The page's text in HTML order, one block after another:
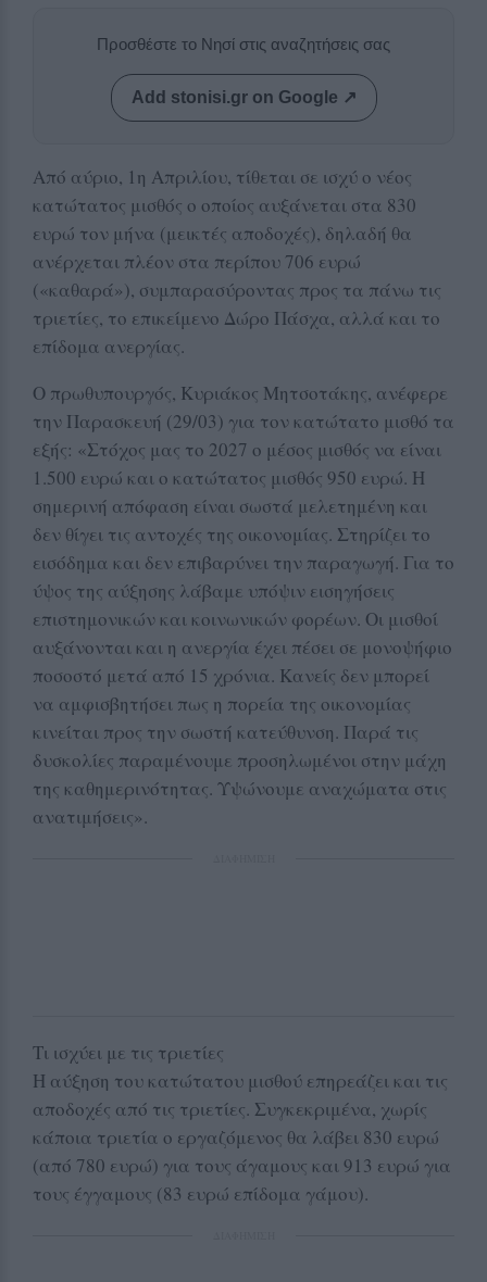
Προσθέστε το Νησί στις αναζητήσεις σας
Add stonisi.gr on Google ↗
Από αύριο, 1η Απριλίου, τίθεται σε ισχύ ο νέος
κατώτατος μισθός ο οποίος αυξάνεται στα 830
ευρώ τον μήνα (μεικτές αποδοχές), δηλαδή θα
ανέρχεται πλέον στα περίπου 706 ευρώ
(«καθαρά»), συμπαρασύροντας προς τα πάνω τις
τριετίες, το επικείμενο Δώρο Πάσχα, αλλά και το
επίδομα ανεργίας.
Ο πρωθυπουργός, Κυριάκος Μητσοτάκης, ανέφερε
την Παρασκευή (29/03) για τον κατώτατο μισθό τα
εξής: «Στόχος μας το 2027 ο μέσος μισθός να είναι
1.500 ευρώ και ο κατώτατος μισθός 950 ευρώ. Η
σημερινή απόφαση είναι σωστά μελετημένη και
δεν θίγει τις αντοχές της οικονομίας. Στηρίζει το
εισόδημα και δεν επιβαρύνει την παραγωγή. Για το
ύψος της αύξησης λάβαμε υπόψιν εισηγήσεις
επιστημονικών και κοινωνικών φορέων. Οι μισθοί
αυξάνονται και η ανεργία έχει πέσει σε μονοψήφιο
ποσοστό μετά από 15 χρόνια. Κανείς δεν μπορεί
να αμφισβητήσει πως η πορεία της οικονομίας
κινείται προς την σωστή κατεύθυνση. Παρά τις
δυσκολίες παραμένουμε προσηλωμένοι στην μάχη
της καθημερινότητας. Υψώνουμε αναχώματα στις
ανατιμήσεις».
Τι ισχύει με τις τριετίες
Η αύξηση του κατώτατου μισθού επηρεάζει και τις
αποδοχές από τις τριετίες. Συγκεκριμένα, χωρίς
κάποια τριετία ο εργαζόμενος θα λάβει 830 ευρώ
(από 780 ευρώ) για τους άγαμους και 913 ευρώ για
τους έγγαμους (83 ευρώ επίδομα γάμου).